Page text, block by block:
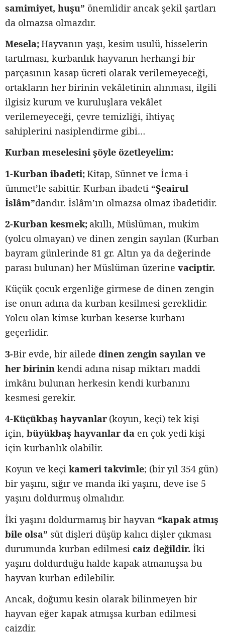
samimiyet, huşu” önemlidir ancak şekil şartları
da olmazsa olmazdır.
Mesela;Hayvanın yaşı, kesim usulü, hisselerin
tartılması, kurbanlık hayvanın herhangi bir
parçasının kasap ücreti olarak verilemeyeceği,
ortakların her birinin vekâletinin alınması, ilgili
ilgisiz kurum ve kuruluşlara vekâlet
verilemeyeceği, çevre temizliği, ihtiyaç
sahiplerini nasiplendirme gibi…
Kurban meselesini şöyle özetleyelim:
1-Kurban ibadeti;Kitap, Sünnet ve İcma-i
ümmet’le sabittir. Kurban ibadeti “Şeairul
İslâm”dandır. İslâm’ın olmazsa olmaz ibadetidir.
2-Kurban kesmek; akıllı, Müslüman, mukim
(yolcu olmayan) ve dinen zengin sayılan (Kurban
bayram günlerinde 81 gr. Altın ya da değerinde
parası bulunan) her Müslüman üzerine vaciptir.
Küçük çocuk ergenliğe girmese de dinen zengin
ise onun adına da kurban kesilmesi gereklidir.
Yolcu olan kimse kurban keserse kurbanı
geçerlidir.
3-Bir evde, bir ailede dinen zengin sayılan ve
her birinin kendi adına nisap miktarı maddi
imkânı bulunan herkesin kendi kurbanını
kesmesi gerekir.
4-Küçükbaş hayvanlar (koyun, keçi) tek kişi
için, büyükbaş hayvanlar da en çok yedi kişi
için kurbanlık olabilir.
Koyun ve keçi kameri takvimle; (bir yıl 354 gün)
bir yaşını, sığır ve manda iki yaşını, deve ise 5
yaşını doldurmuş olmalıdır.
İki yaşını doldurmamış bir hayvan “kapak atmış
bile olsa” süt dişleri düşüp kalıcı dişler çıkması
durumunda kurban edilmesi caiz değildir. İki
yaşını doldurduğu halde kapak atmamışsa bu
hayvan kurban edilebilir.
Ancak, doğumu kesin olarak bilinmeyen bir
hayvan eğer kapak atmışsa kurban edilmesi
caizdir.